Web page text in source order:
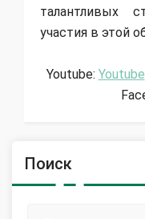
талантливых
участия в этой
Youtube: Youtube
Поиск